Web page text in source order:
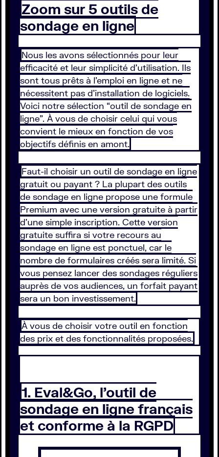
Zoom sur 5 outils de
sondage en ligne
Nous les avons sélectionnés pour leur
efficacité et leur simplicité d’utilisation. Ils
sont tous prêts à l’emploi en ligne et ne
nécessitent pas d’installation de logiciels.
Voici notre sélection “outil de sondage en
ligne”. À vous de choisir celui qui vous
convient le mieux en fonction de vos
objectifs définis en amont.
Faut-il choisir un outil de sondage en ligne
gratuit ou payant ? La plupart des outils
de sondage en ligne propose une formule
Premium avec une version gratuite à partir
d’une simple inscription. Cette version
gratuite suffira si votre recours au
sondage en ligne est ponctuel, car le
nombre de formulaires créés sera limité. Si
vous pensez lancer des sondages réguliers
auprès de vos audiences, un forfait payant
sera un bon investissement.
À vous de choisir votre outil en fonction
des prix et des fonctionnalités proposées.
1. Eval&Go, l’outil de
sondage en ligne français
et conforme à la RGPD